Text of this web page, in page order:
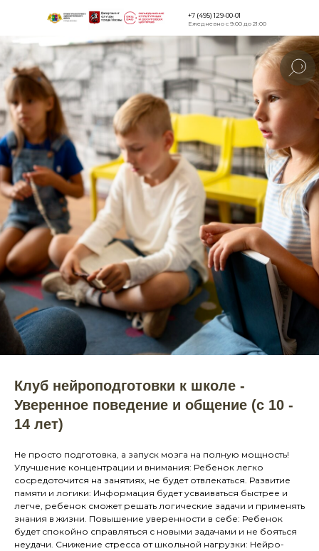
Версия для
+7 (495) 129-00-01
Ежедневно с 9:00 до 21:00
Клуб нейроподготовки к школе -
Уверенное поведение и общение (с 10 -
14 лет)
Не просто подготовка, а запуск мозга на полную мощность!
Улучшение концентрации и внимания: Ребенок легко
сосредоточится на занятиях, не будет отвлекаться. Развитие
памяти и логики: Информация будет усваиваться быстрее и
легче, ребенок сможет решать логические задачи и применять
знания в жизни. Повышение уверенности в себе: Ребенок
будет спокойно справляться с новыми задачами и не бояться
неудачи. Снижение стресса от школьной нагрузки: Нейро-